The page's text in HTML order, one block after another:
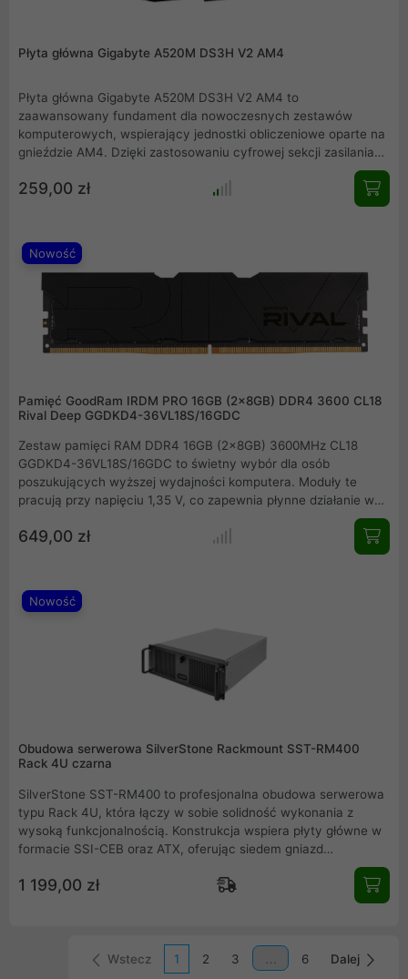
Płyta główna Gigabyte A520M DS3H V2 AM4
Płyta główna Gigabyte A520M DS3H V2 AM4 to
zaawansowany fundament dla nowoczesnych zestawów
komputerowych, wspierający jednostki obliczeniowe oparte na
gnieździe AM4. Dzięki zastosowaniu cyfrowej sekcji zasilania
zapewnia stabilne napięcia i wysoką efektywność
sprawia, że jest to idealne rozwiązanie do pracy, nauki i
gamingu.
259,00 zł
Nowość
Pamięć GoodRam IRDM PRO 16GB (2x8GB) DDR4 3600 CL18
Rival Deep GGDKD4-36VL18S/16GDC
Zestaw pamięci RAM DDR4 16GB (2x8GB) 3600MHz CL18
GGDKD4-36VL18S/16GDC to świetny wybór dla osób
poszukujących wyższej wydajności komputera. Moduły te
pracują przy napięciu 1,35 V, co zapewnia płynne działanie w
grach oraz wymagających programach. Głęboka, matowa
czerń radiatora nadaje elegancji każdemu wnętrzu obudowy.
649,00 zł
Nowość
Obudowa serwerowa SilverStone Rackmount SST-RM400
Rack 4U czarna
SilverStone SST-RM400 to profesjonalna obudowa serwerowa
typu Rack 4U, która łączy w sobie solidność wykonania z
wysoką funkcjonalnością. Konstrukcja wspiera płyty główne w
formacie SSI-CEB oraz ATX, oferując siedem gniazd
rozszerzeń o standardowym profilu. Dzięki zastosowaniu stali o
grubości 1,2 mm oraz zamykanemu przedniemu panelowi,
sprzęt zapewnia doskonałą ochronę i stabilność pracy. To
1 199,00 zł
Wstecz 1 2 3 6 Dalej